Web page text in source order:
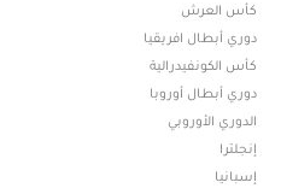
كأس العرش
دوري أبطال افريقيا
كأس الكونفيدرالية
دوري أبطال أوروبا
الدوري الأوروبي
إنجلترا
إسبانيا